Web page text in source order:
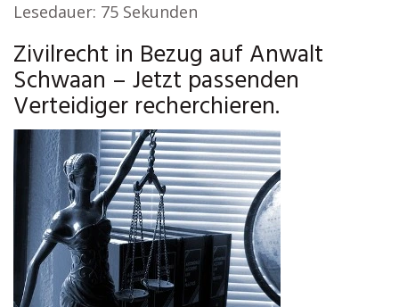
Lesedauer: 75 Sekunden
Zivilrecht in Bezug auf Anwalt
Schwaan – Jetzt passenden
Verteidiger recherchieren.